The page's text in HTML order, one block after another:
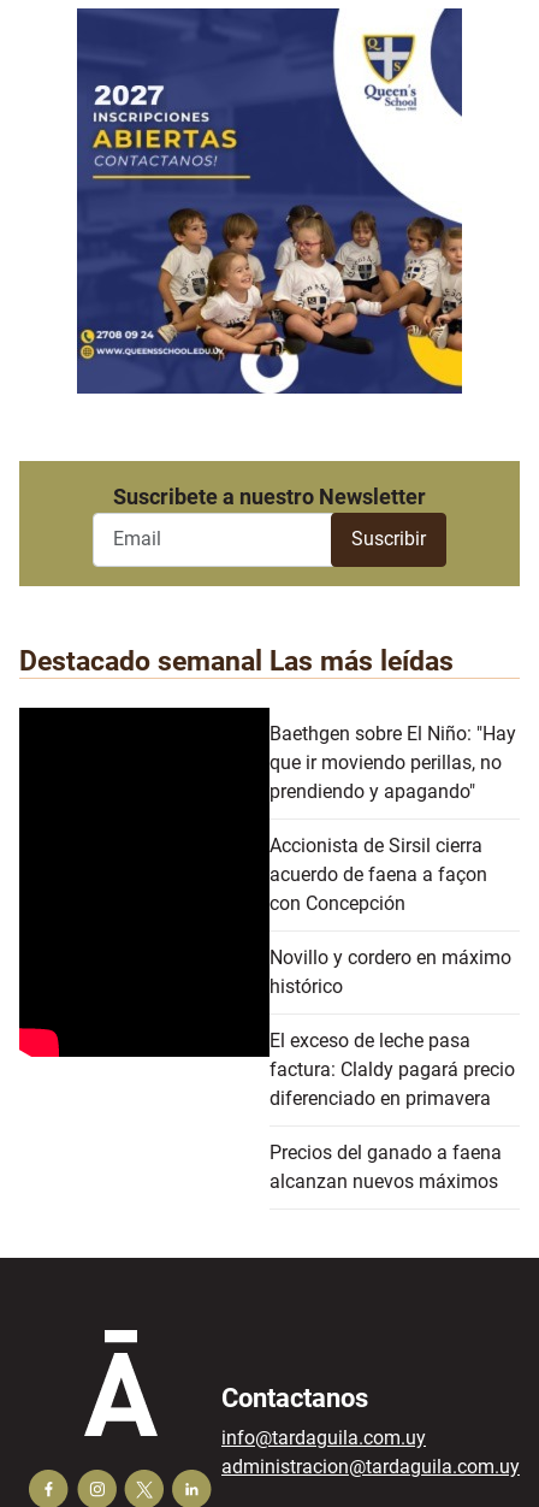
Suscribete a nuestro Newsletter
Destacado semanal Las más leídas
Baethgen sobre El Niño: "Hay
que ir moviendo perillas, no
prendiendo y apagando"
Accionista de Sirsil cierra
acuerdo de faena a façon
con Concepción
Novillo y cordero en máximo
histórico
El exceso de leche pasa
factura: Claldy pagará precio
diferenciado en primavera
Precios del ganado a faena
alcanzan nuevos máximos
Contactanos
info@tardaguila.com.uy
administracion@tardaguila.com.uy